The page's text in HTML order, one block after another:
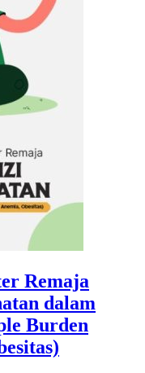
Remaja
dalam
Burden